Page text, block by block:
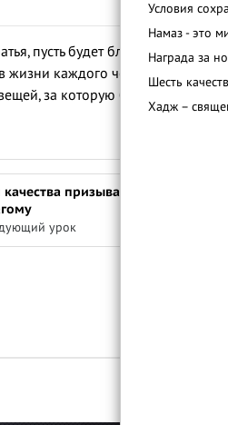
пусть будет благословенным
каждого человека, которое
за которую будет спрошен
качества призывающего к
урок
Условия
Намаз - это
Награда за
Шесть
Хадж –